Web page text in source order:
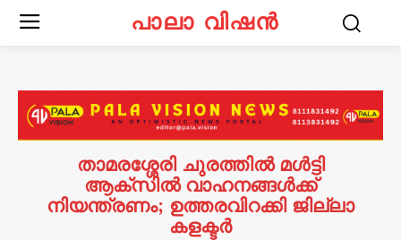
പാലാ വിഷൻ
താമരശ്ശേരി ചുരത്തിൽ മൾട്ടി
ആക്‌സിൽ വാഹനങ്ങൾക്ക്
നിയന്ത്രണം; ഉത്തരവിറക്കി ജില്ലാ
കളക്ടർ